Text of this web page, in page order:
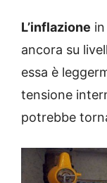
L’inflazione
ancora su
essa è
tensione
potrebbe